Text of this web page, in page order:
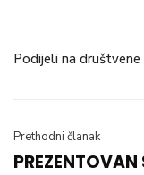
Podijeli na društvene
Prethodni članak